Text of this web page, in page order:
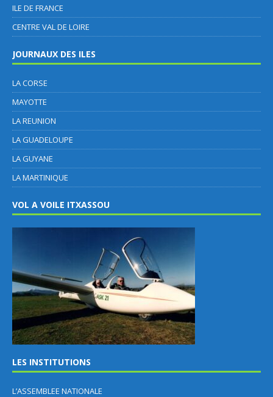
ILE DE FRANCE
CENTRE VAL DE LOIRE
JOURNAUX DES ILES
LA CORSE
MAYOTTE
LA REUNION
LA GUADELOUPE
LA GUYANE
LA MARTINIQUE
VOL A VOILE ITXASSOU
LES INSTITUTIONS
L’ASSEMBLEE NATIONALE